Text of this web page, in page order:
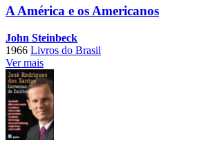
A América e os Americanos
John Steinbeck
1966 Livros do Brasil
Ver mais